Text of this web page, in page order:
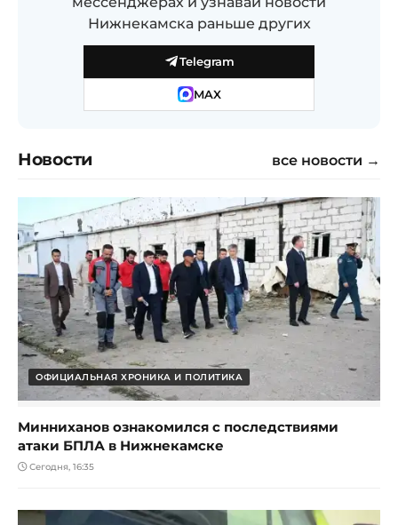
Нижнекамска раньше других
Telegram
MAX
Новости все новости →
ОФИЦИАЛЬНАЯ ХРОНИКА И ПОЛИТИКА
Минниханов ознакомился с последствиями
атаки БПЛА в Нижнекамске
Сегодня, 16:35